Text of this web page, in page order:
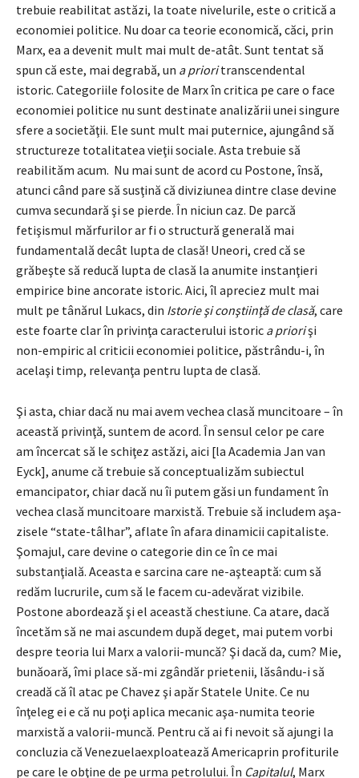
trebuie reabilitat astăzi, la toate nivelurile, este o critică a
economiei politice. Nu doar ca teorie economică, căci, prin
Marx, ea a devenit mult mai mult de-atât. Sunt tentat să
spun că este, mai degrabă, un a prioritranscendental
istoric. Categoriile folosite de Marx în critica pe care o face
economiei politice nu sunt destinate analizării unei singure
sfere a societăţii. Ele sunt mult mai puternice, ajungând să
structureze totalitatea vieţii sociale. Asta trebuie să
reabilităm acum. Nu mai sunt de acord cu Postone, însă,
atunci când pare să susţină că diviziunea dintre clase devine
cumva secundară şi se pierde. În niciun caz. De parcă
fetişismul mărfurilor ar fi o structură generală mai
fundamentală decât lupta de clasă! Uneori, cred că se
grăbeşte să reducă lupta de clasă la anumite instanţieri
empirice bine ancorate istoric. Aici, îl apreciez mult mai
mult pe tânărul Lukacs, din Istorie şi conştiinţă de clasă, care
este foarte clar în privinţa caracterului istoric a priorişi
non-empiric al criticii economiei politice, păstrându-i, în
acelaşi timp, relevanţa pentru lupta de clasă.
Şi asta, chiar dacă nu mai avem vechea clasă muncitoare – în
această privinţă, suntem de acord. În sensul celor pe care
am încercat să le schiţez astăzi, aici [la Academia Jan van
Eyck], anume că trebuie să conceptualizăm subiectul
emancipator, chiar dacă nu îi putem găsi un fundament în
vechea clasă muncitoare marxistă. Trebuie să includem aşa-
zisele “state-tâlhar”, aflate în afara dinamicii capitaliste.
Şomajul, care devine o categorie din ce în ce mai
substanţială. Aceasta e sarcina care ne-aşteaptă: cum să
redăm lucrurile, cum să le facem cu-adevărat vizibile.
Postone abordează şi el această chestiune. Ca atare, dacă
încetăm să ne mai ascundem după deget, mai putem vorbi
despre teoria lui Marx a valorii-muncă? Şi dacă da, cum? Mie,
bunăoară, îmi place să-mi zgândăr prietenii, lăsându-i să
creadă că îl atac pe Chavez şi apăr Statele Unite. Ce nu
înţeleg ei e că nu poţi aplica mecanic aşa-numita teorie
marxistă a valorii-muncă. Pentru că ai fi nevoit să ajungi la
concluzia că Venezuelaexploatează Americaprin profiturile
pe care le obţine de pe urma petrolului. În Capitalul, Marx